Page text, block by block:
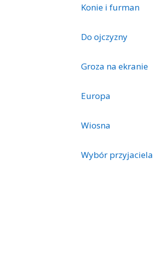
Konie i furman
Do ojczyzny
Groza na ekranie
Europa
Wiosna
Wybór przyjaciela